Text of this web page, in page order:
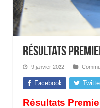
Résultats
9 janvier 2022
Facebook
Résultats